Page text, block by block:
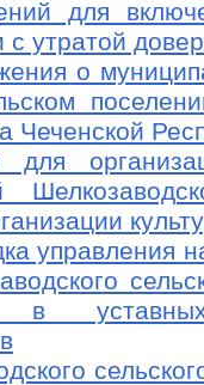
для
с утратой
о
Чеченской
для
управления
в